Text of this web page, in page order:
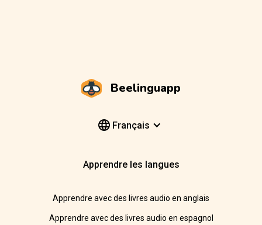
Beelinguapp
Français
Apprendre les langues
Apprendre avec des livres audio en anglais
Apprendre avec des livres audio en espagnol